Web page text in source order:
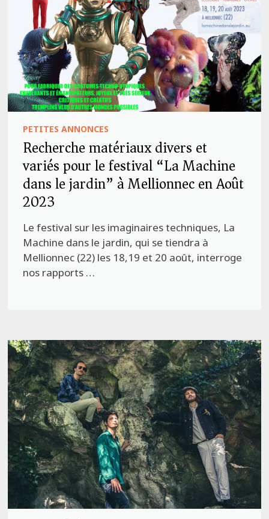
PETITES ANNONCES
Recherche matériaux divers et
variés pour le festival “La Machine
dans le jardin” à Mellionnec en Août
2023
Le festival sur les imaginaires techniques, La
Machine dans le jardin, qui se tiendra à
Mellionnec (22) les 18,19 et 20 août, interroge
nos rapports …